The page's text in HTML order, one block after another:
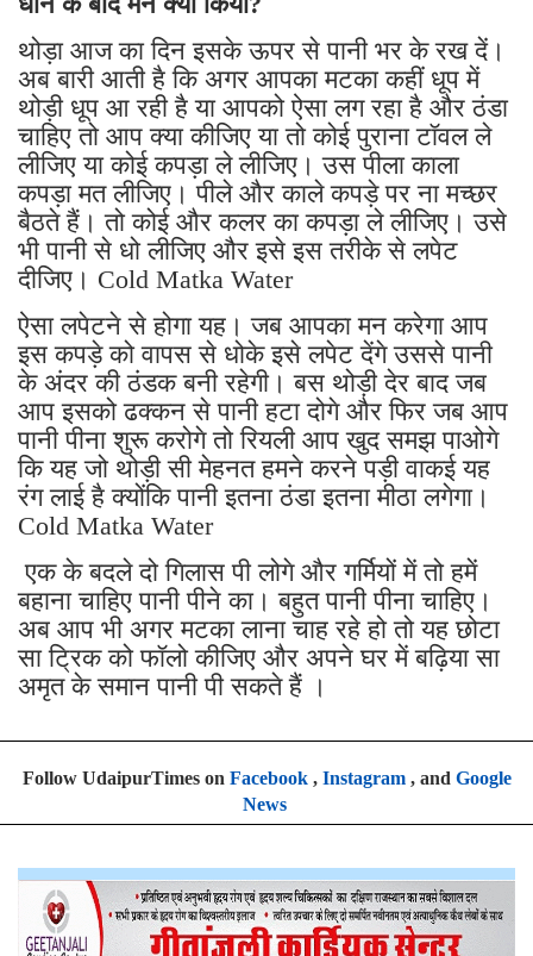
थोड़ा आज का दिन इसके ऊपर से पानी भर के रख दें।
अब बारी आती है कि अगर आपका मटका कहीं धूप में
थोड़ी धूप आ रही है या आपको ऐसा लग रहा है और ठंडा
चाहिए तो आप क्या कीजिए या तो कोई पुराना टॉवल ले
लीजिए या कोई कपड़ा ले लीजिए। उस पीला काला
कपड़ा मत लीजिए। पीले और काले कपड़े पर ना मच्छर
बैठते हैं। तो कोई और कलर का कपड़ा ले लीजिए। उसे
भी पानी से धो लीजिए और इसे इस तरीके से लपेट
दीजिए। Cold Matka Water
ऐसा लपेटने से होगा यह। जब आपका मन करेगा आप
इस कपड़े को वापस से धोके इसे लपेट देंगे उससे पानी
के अंदर की ठंडक बनी रहेगी। बस थोड़ी देर बाद जब
आप इसको ढक्कन से पानी हटा दोगे और फिर जब आप
पानी पीना शुरू करोगे तो रियली आप खुद समझ पाओगे
कि यह जो थोड़ी सी मेहनत हमने करने पड़ी वाकई यह
रंग लाई है क्योंकि पानी इतना ठंडा इतना मीठा लगेगा।
Cold Matka Water
एक के बदले दो गिलास पी लोगे और गर्मियों में तो हमें
बहाना चाहिए पानी पीने का। बहुत पानी पीना चाहिए।
अब आप भी अगर मटका लाना चाह रहे हो तो यह छोटा
सा ट्रिक को फॉलो कीजिए और अपने घर में बढ़िया सा
अमृत के समान पानी पी सकते हैं ।
Follow UdaipurTimes on Facebook, Instagram, and Google
News